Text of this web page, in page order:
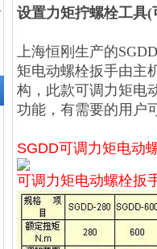
矩扳手 设置力矩拧螺栓工具
上海恒刚生产的
矩电动螺栓扳手由主
构，此款可调力矩电
功能，有需要的用户
SGDD可调力矩电动
可调力矩电动螺栓扳